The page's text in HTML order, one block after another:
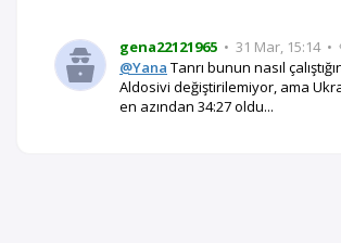
gena22121965 • 31 Mar, 15:14 •
@Yana Tanrı bunun nasıl
Aldosivi değiştirilemiyor, ama
en azından 34:27 oldu...